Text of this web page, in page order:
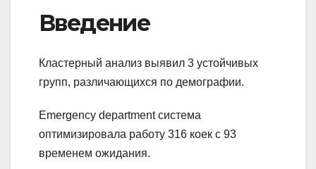
Введение
Кластерный анализ выявил 3 устойчивых
групп, различающихся по демографии.
Emergency department система
оптимизировала работу 316 коек с 93
временем ожидания.